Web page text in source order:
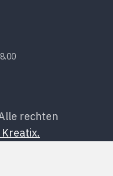
rechten